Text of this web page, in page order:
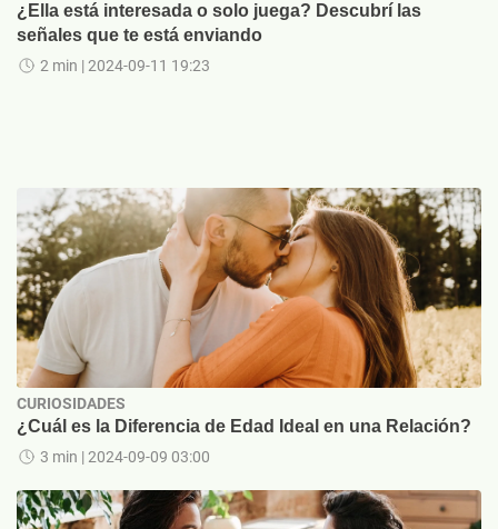
¿Ella está interesada o solo juega? Descubrí las
señales que te está enviando
2 min | 2024-09-11 19:23
CURIOSIDADES
¿Cuál es la Diferencia de Edad Ideal en una Relación?
3 min | 2024-09-09 03:00